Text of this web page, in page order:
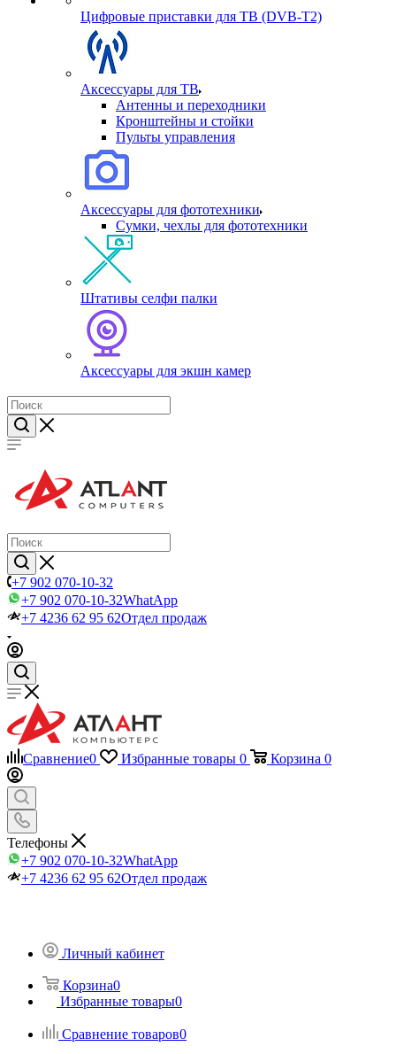
Цифровые приставки для ТВ (DVB-T2)
Аксессуары для ТВ
Антенны и переходники
Кронштейны и стойки
Пульты управления
Аксессуары для фототехники
Сумки, чехлы для фототехники
Штативы селфи палки
Аксессуары для экшн камер
+7 902 070-10-32
+7 902 070-10-32WhatApp
+7 4236 62 95 62Отдел продаж
Сравнение0 Избранные товары 0 Корзина 0
Телефоны
+7 902 070-10-32WhatApp
+7 4236 62 95 62Отдел продаж
Личный кабинет
Корзина0
Избранные товары0
Сравнение товаров0